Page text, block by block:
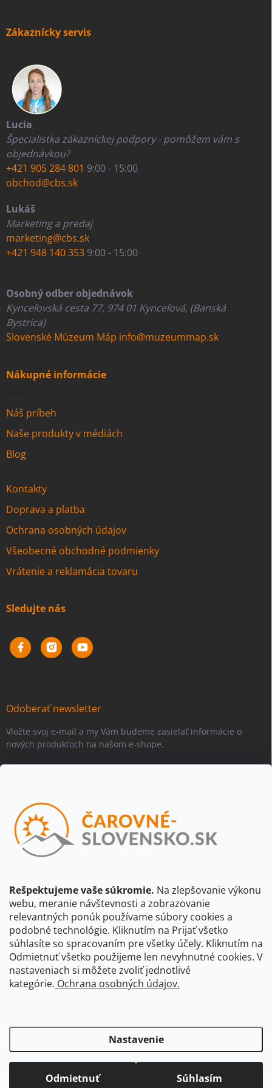
Rešpektujeme vaše súkromie. Na zlepšovanie výkonu
webu, meranie návštevnosti a zobrazovanie
relevantných ponúk používame súbory cookies a
podobné technológie. Kliknutím na Prijať všetko
súhlasíte so spracovaním pre všetky účely. Kliknutím na
Odmietnuť všetko použijeme len nevyhnutné cookies. V
nastaveniach si môžete zvoliť jednotlivé
kategórie. Ochrana osobných údajov.
Nastavenie
Odmietnuť Súhlasím
Zákaznícky servis
Lucia
Špecialistka zákazníckej podpory - pomôžem vám s
objednávkou?
+421 905 284 801 9:00 - 15:00
obchod@cbs.sk
Lukáš
Marketing a predaj
marketing@cbs.sk
+421 948 140 353 9:00 - 15:00
Osobný odber objednávok
Kynceľovská cesta 77, 974 01 Kynceľová, (Banská
Bystrica)
Slovenské Múzeum Máp info@muzeummap.sk
Nákupné informácie
Náš príbeh
Naše produkty v médiách
Blog
Kontakty
Doprava a platba
Ochrana osobných údajov
Všeobecné obchodné podmienky
Vrátenie a reklamácia tovaru
Sledujte nás
Odoberať newsletter
Vložte svoj e-mail a my Vám budeme zasielať informácie o
nových produktoch na našom e-shope.
Vložením e-mailu súhlasíte spodmienkami ochrany osobných
údajov
Beriem na vedomie, že adresa bude spracovaná za účelom
údajov dostupnými na tejto stránke.
Prihlásiť sa
CBS Slovensko CBS Česko Shocart
VKÚ Mapy Harmanec
Čarovné Česko
Copyright 2026Čarovné-Slovensko.sk . Všetky práva vyhradené.